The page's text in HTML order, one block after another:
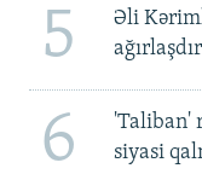
5
Əli
6
'Taliban'
siyasi